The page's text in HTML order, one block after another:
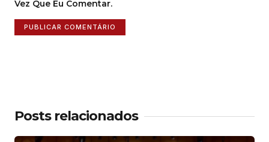
Vez Que Eu Comentar.
Posts relacionados